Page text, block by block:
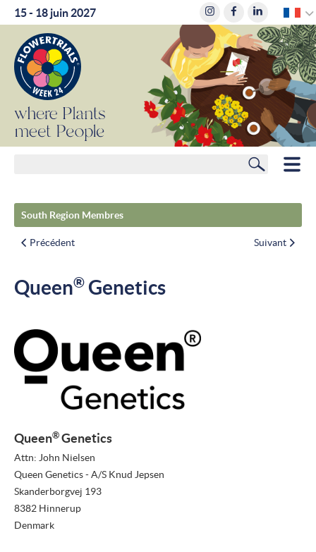
15 - 18 juin 2027
MEMBRES
HÔTELS
COMMUNIQUÉS DE PRESSE
BULLETIN
MÉDIAS
VIDÉOS NOUVEAUTÉS
NOUVEAUTÉS 2026
PHOTOS
where
Plants
meet
People
South Region Membres
Précédent Suivant
Queen® Genetics
Queen® Genetics
Attn: John Nielsen
Queen Genetics - A/S Knud Jepsen
Skanderborgvej 193
8382 Hinnerup
Denmark